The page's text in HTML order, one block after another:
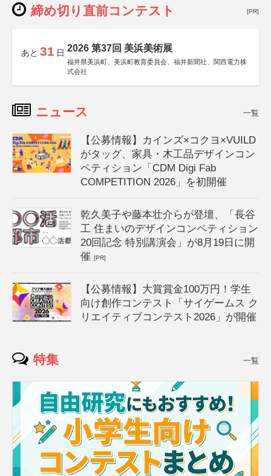
締め切り直前コンテスト [PR]
あと 31 日 2026 第37回 美浜美術展
福井県美浜町、美浜町教育委員会、福井新聞社、関西電力株
式会社
ニュース 一覧
【公募情報】カインズ×コクヨ×VUILD
がタッグ、家具・木工品デザインコン
ペティション「CDM Digi Fab
COMPETITION 2026」を初開催
乾久美子や藤本壮介らが登壇、「長谷
工 住まいのデザインコンペティション
20回記念 特別講演会」が8月19日に開
催[PR]
【公募情報】大賞賞金100万円！学生
向け創作コンテスト「サイゲームス ク
リエイティブコンテスト2026」が開催
特集 一覧